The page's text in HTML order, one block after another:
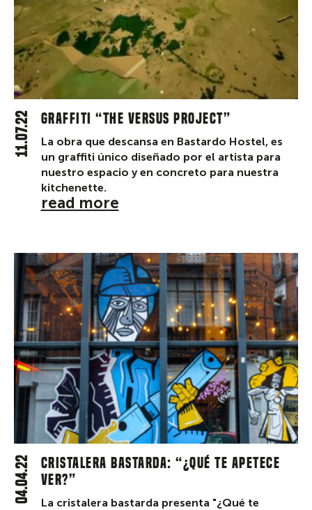
Graffiti “The Versus Project”
11.07.22
La obra que descansa en Bastardo Hostel, es
un graffiti único diseñado por el artista para
nuestro espacio y en concreto para nuestra
kitchenette.
read more
CRISTALERA BASTARDA: “¿Qué te apetece
ver?”
04.04.22
La cristalera bastarda presenta "¿Qué te